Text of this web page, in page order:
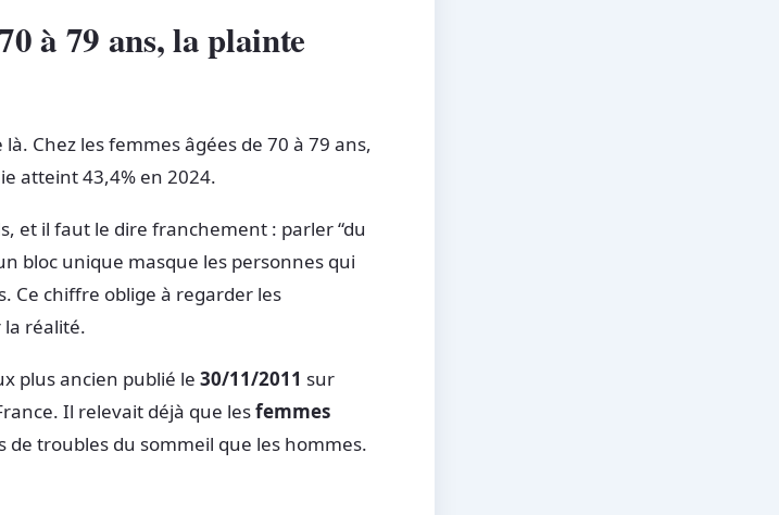
à 79 ans, la plainte
Chez les femmes âgées de 70 à 79 ans,
atteint 43,4% en 2024.
et il faut le dire franchement : parler “du
bloc unique masque les personnes qui
Ce chiffre oblige à regarder les
réalité.
plus ancien publié le 30/11/2011 sur
Il relevait déjà que lesfemmes
troubles du sommeil que les hommes.